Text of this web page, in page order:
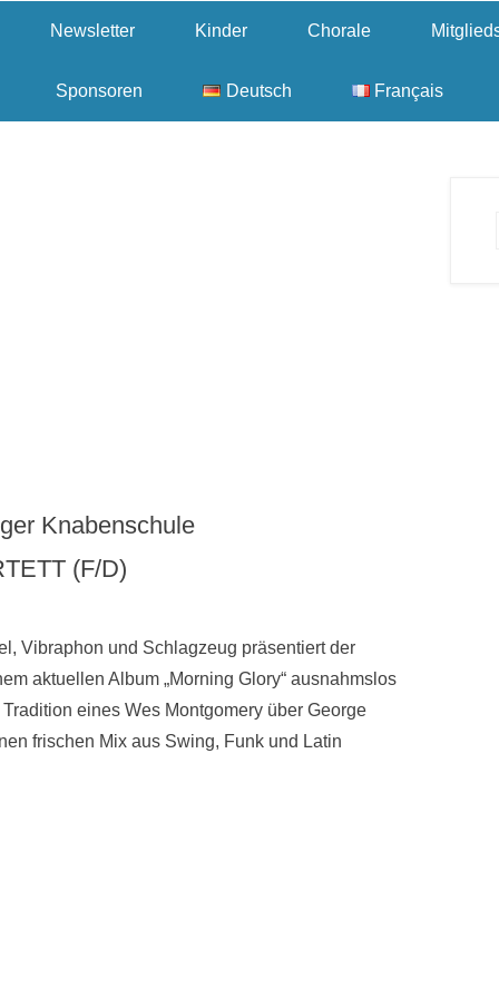
Newsletter Kinder Chorale
Sponsoren Deutsch Français
Knabenschule
(F/D)
Vibraphon und Schlagzeug präsentiert der
aktuellen Album „Morning Glory“ ausnahmslos
eines Wes Montgomery über George
frischen Mix aus Swing, Funk und Latin